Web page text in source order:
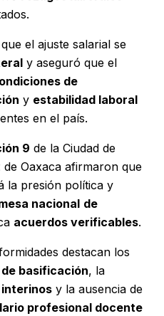
el ajuste salarial se
y aseguró que el
de
y estabilidad laboral
en el país.
9 de la Ciudad de
de Oaxaca afirmaron que
la presión política y
nacional de
acuerdos verificables.
destacan los
basificación, la
y la ausencia de
profesional docente